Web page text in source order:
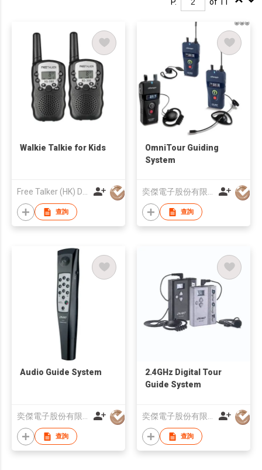
Walkie Talkie for Kids
查詢
OmniTour Guiding
System
查詢
Audio Guide System
奕傑電子股份有限公司
查詢
2.4GHz Digital Tour
Guide System
奕傑電子股份有限公司
查詢